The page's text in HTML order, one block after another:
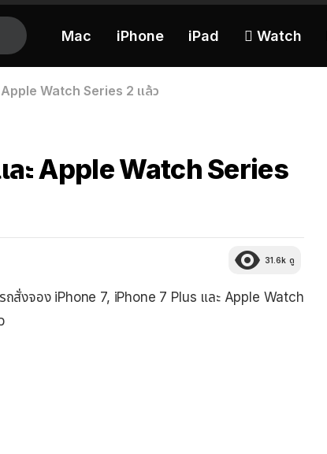
Mac iPhone iPad  Watch
Watch Series 2 แล้ว
ะ Apple Watch Series
31.6k ดู
สั่งจอง iPhone 7, iPhone 7 Plus และ Apple Watch